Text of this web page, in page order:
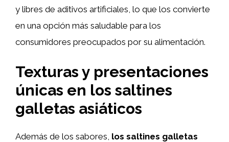
y libres de aditivos artificiales, lo que los convierte
en una opción más saludable para los
consumidores preocupados por su alimentación.
Texturas y presentaciones
únicas en los saltines
galletas asiáticos
Además de los sabores, los saltines galletas